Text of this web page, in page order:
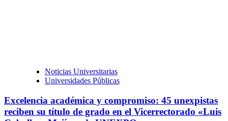
Noticias Universitarias
Universidades Públicas
Excelencia académica y compromiso: 45 unexpistas
reciben su título de grado en el Vicerrectorado «Luis